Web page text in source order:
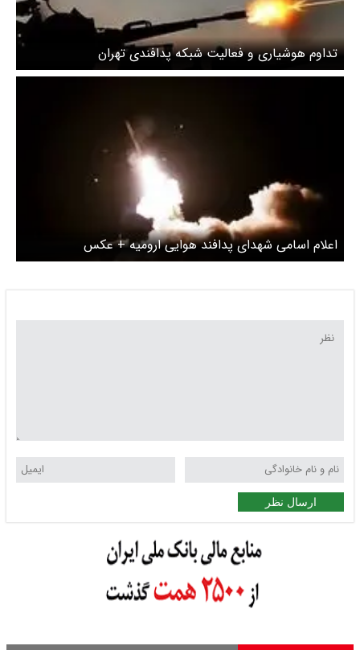
تداوم هوشیاری و فعالیت شبکه پدافندی تهران
اعلام اسامی شهدای پدافند هوایی ارومیه + عکس
ارسال نظر